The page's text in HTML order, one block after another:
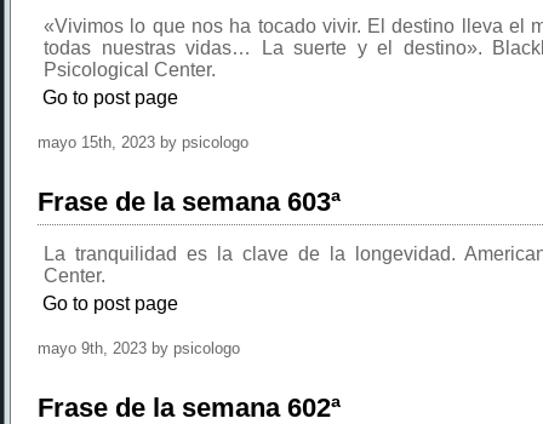
«Vivimos lo que nos ha tocado vivir. El destino lleva el
todas nuestras vidas… La suerte y el destino».
Psicological Center.
Go to post page
mayo 15th, 2023 by psicologo
Frase de la semana 603ª
La tranquilidad es la clave de la longevidad.
Center.
Go to post page
mayo 9th, 2023 by psicologo
Frase de la semana 602ª